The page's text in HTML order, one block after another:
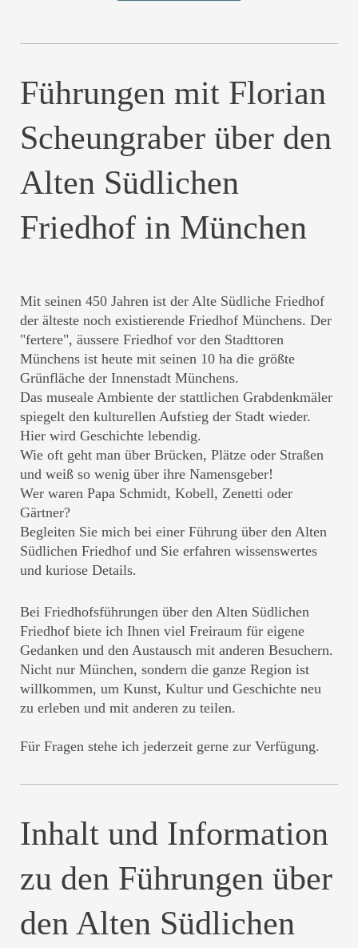
Führungen mit Florian
Scheungraber über den
Alten Südlichen
Friedhof in München
Mit seinen 450 Jahren ist der Alte Südliche Friedhof
der älteste noch existierende Friedhof Münchens. Der
"fertere", äussere Friedhof vor den Stadttoren
Münchens ist heute mit seinen 10 ha die größte
Grünfläche der Innenstadt Münchens.
Das museale Ambiente der stattlichen Grabdenkmäler
spiegelt den kulturellen Aufstieg der Stadt wieder.
Hier wird Geschichte lebendig.
Wie oft geht man über Brücken, Plätze oder Straßen
und weiß so wenig über ihre Namensgeber!
Wer waren Papa Schmidt, Kobell, Zenetti oder
Gärtner?
Begleiten Sie mich bei einer Führung über den Alten
Südlichen Friedhof und Sie erfahren wissenswertes
und kuriose Details.
Bei Friedhofsführungen über den Alten Südlichen
Friedhof biete ich Ihnen viel Freiraum für eigene
Gedanken und den Austausch mit anderen Besuchern.
Nicht nur München, sondern die ganze Region ist
willkommen, um Kunst, Kultur und Geschichte neu
zu erleben und mit anderen zu teilen.
Für Fragen stehe ich jederzeit gerne zur Verfügung.
Inhalt und Information
zu den Führungen über
den Alten Südlichen